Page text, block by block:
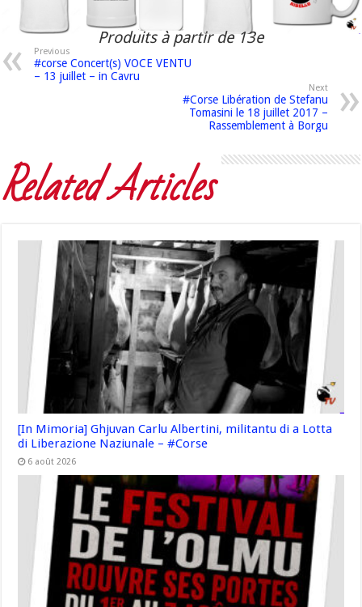
Produits à partir de 13e
Previous
#corse Concert(s) VOCE VENTU
– 13 juillet – in Cavru
Next
#Corse Libération de Stefanu
Tomasini le 18 juillet 2017 –
Rassemblement à Borgu
Related Articles
[In Mimoria] Ghjuvan Carlu Albertini, militantu di a Lotta
di Liberazione Naziunale – #Corse
6 août 2026